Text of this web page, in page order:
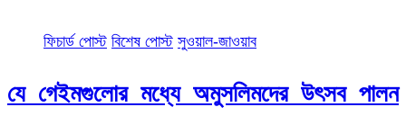
ফিচার্ড পোস্ট বিশেষ পোস্ট সুওয়াল-জাওয়াব
যে গেইমগুলোর মধ্যে অমুসলিমদের উৎসব পালন